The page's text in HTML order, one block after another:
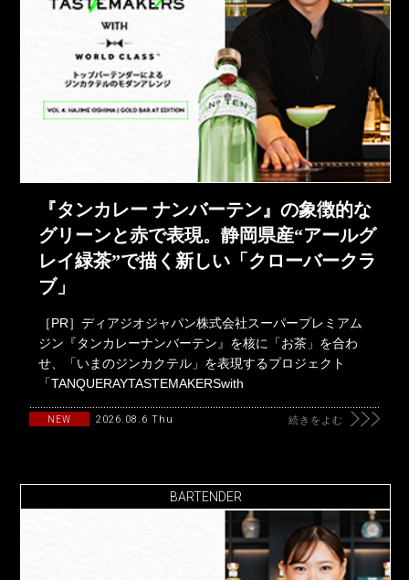
『タンカレー ナンバーテン』の象徴的な
グリーンと赤で表現。静岡県産“アールグ
レイ緑茶”で描く新しい「クローバークラ
ブ」
［PR］ディアジオジャパン株式会社スーパープレミアム
ジン『タンカレーナンバーテン』を核に「お茶」を合わ
せ、「いまのジンカクテル」を表現するプロジェクト
「TANQUERAYTASTEMAKERSwith
NEW 2026.08.6 Thu 続きをよむ
BARTENDER